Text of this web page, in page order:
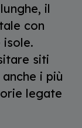
il
con
isole.
siti
i più
legate